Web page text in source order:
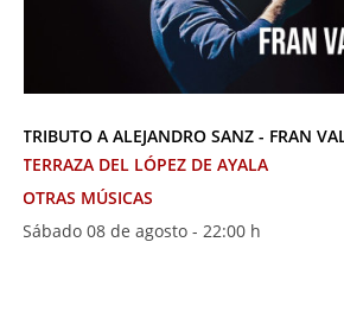
TRIBUTO A ALEJANDRO SANZ - FRAN
TERRAZA DEL LÓPEZ DE AYALA
OTRAS MÚSICAS
Sábado 08 de agosto - 22:00 h